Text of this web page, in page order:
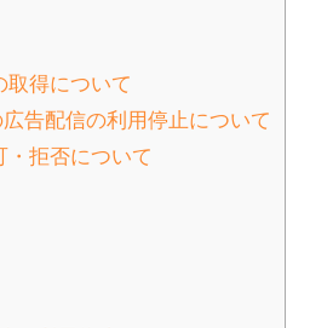
取得について
告配信の利用停止について
・拒否について